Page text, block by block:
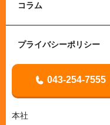
コラム
プライバシーポリシー
043-254-7555
本社